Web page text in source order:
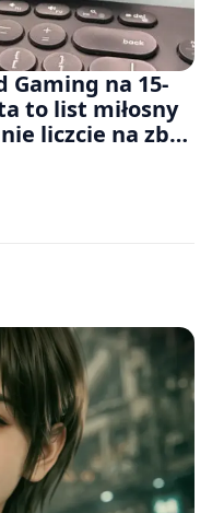
Gaming na 15-
to list miłosny
liczcie na zbyt